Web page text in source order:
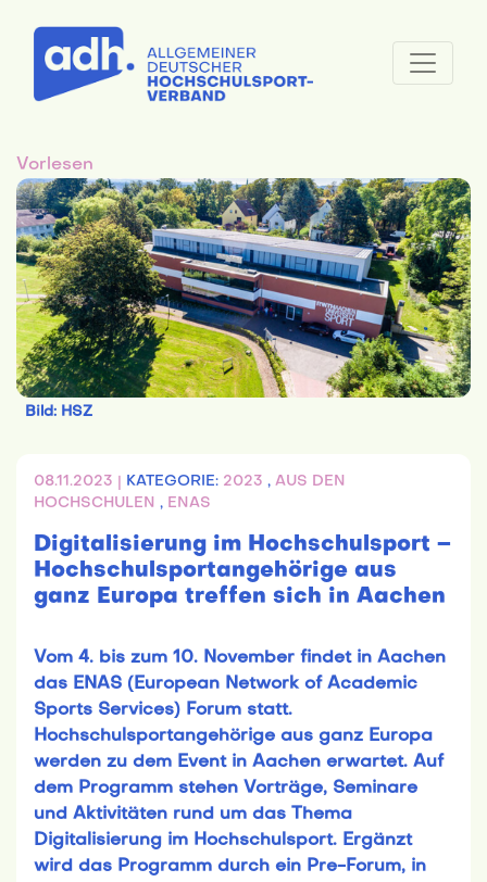
Vorlesen
Bild: HSZ
08.11.2023 | KATEGORIE: 2023 , AUS DEN
HOCHSCHULEN , ENAS
Digitalisierung im Hochschulsport –
Hochschulsportangehörige aus
ganz Europa treffen sich in Aachen
Vom 4. bis zum 10. November findet in Aachen
das ENAS (European Network of Academic
Sports Services) Forum statt.
Hochschulsportangehörige aus ganz Europa
werden zu dem Event in Aachen erwartet. Auf
dem Programm stehen Vorträge, Seminare
und Aktivitäten rund um das Thema
Digitalisierung im Hochschulsport. Ergänzt
wird das Programm durch ein Pre-Forum, in